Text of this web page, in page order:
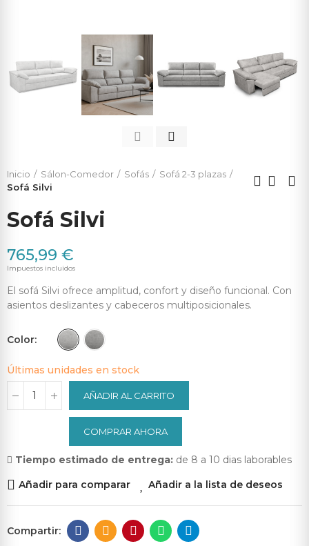
Inicio Sálon-Comedor Sofás
Sofá 2-3 plazas
Sofá Silvi
Sofá Silvi
765,99 €
Impuestos incluidos
El sofá Silvi ofrece amplitud, confort y diseño funcional. Con
asientos deslizantes y cabeceros multiposicionales.
Color
Últimas unidades en stock
AÑADIR AL CARRITO
COMPRAR AHORA
Tiempo estimado de entrega: de 8 a 10 dias laborables
Añadir para comparar
Añadir a la lista de deseos